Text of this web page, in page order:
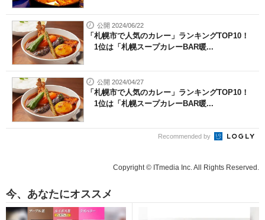
公開 2024/06/22
「札幌市で人気のカレー」ランキングTOP10！
1位は「札幌スープカレーBAR暖...
公開 2024/04/27
「札幌市で人気のカレー」ランキングTOP10！
1位は「札幌スープカレーBAR暖...
Recommended by
Copyright © ITmedia Inc. All Rights Reserved.
今、あなたにオススメ